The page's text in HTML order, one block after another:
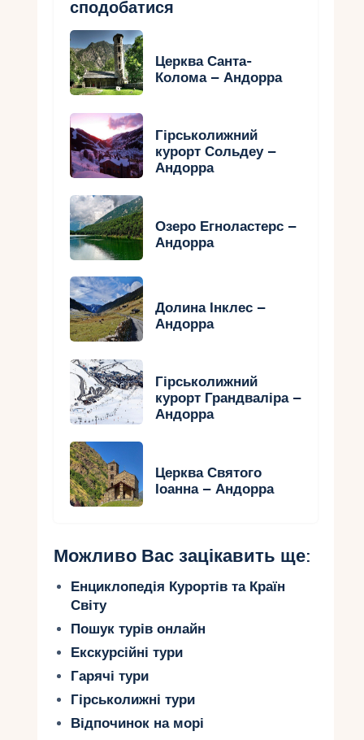
сподобатися
Церква Санта-
Колома – Андорра
Гірськолижний
курорт Сольдеу –
Андорра
Озеро Егноластерс –
Андорра
Долина Інклес –
Андорра
Гірськолижний
курорт Грандваліра –
Андорра
Церква Святого
Іоанна – Андорра
Можливо Вас зацікавить ще:
Енциклопедія Курортів та Країн
Світу
Пошук турів онлайн
Екскурсійні тури
Гарячі тури
Гірськолижні тури
Відпочинок на морі